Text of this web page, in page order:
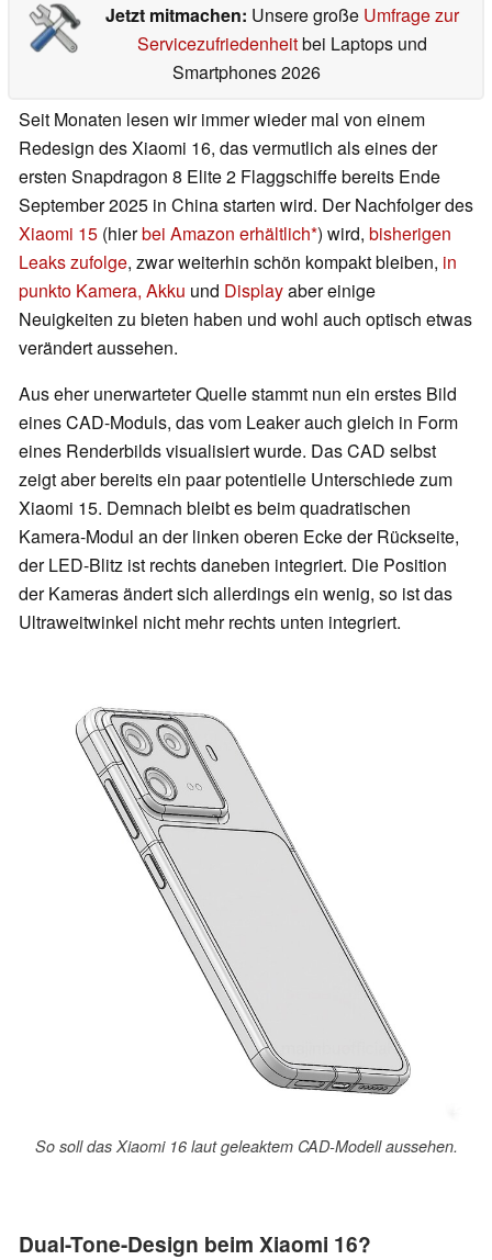
Jetzt mitmachen: Unsere große Umfrage zur
Servicezufriedenheitbei Laptops und
Smartphones 2026
Seit Monaten lesen wir immer wieder mal von einem
Redesign des Xiaomi 16, das vermutlich als eines der
ersten Snapdragon 8 Elite 2 Flaggschiffe bereits Ende
September 2025 in China starten wird. Der Nachfolger des
Xiaomi 15 (hierbei Amazon erhältlich ) wird, bisherigen
Leaks zufolge, zwar weiterhin schön kompakt bleiben, in
punkto Kamera, Akku und Displayaber einige
Neuigkeiten zu bieten haben und wohl auch optisch etwas
verändert aussehen.
Aus eher unerwarteter Quelle stammt nun ein erstes Bild
eines CAD-Moduls, das vom Leaker auch gleich in Form
eines Renderbilds visualisiert wurde. Das CAD selbst
zeigt aber bereits ein paar potentielle Unterschiede zum
Xiaomi 15. Demnach bleibt es beim quadratischen
Kamera-Modul an der linken oberen Ecke der Rückseite,
der LED-Blitz ist rechts daneben integriert. Die Position
der Kameras ändert sich allerdings ein wenig, so ist das
Ultraweitwinkel nicht mehr rechts unten integriert.
So soll das Xiaomi 16 laut geleaktem CAD-Modell aussehen.
Dual-Tone-Design beim Xiaomi 16?